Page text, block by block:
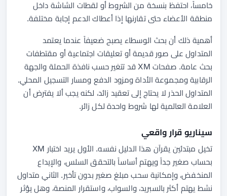
خامساً، احتفظ بنسخة من الشروط أو لقطات الشاشة داخل
منطقة الأعضاء حتى تقارنها إذا أعطاك الدعم إجابة مختلفة.
أهمية ذلك أن بحث الوسطاء يصبح ضعيفاً عندما يعتمد
المتداول على صور قديمة أو تعليقات اجتماعية أو مقتطفات
بحث عامة. صفحات XM قد تتغير حسب نافذة الحملة والجهة
الرقابية ومجموعة الأداة ومزود الدفع ومسار التسجيل المحلي.
المتداول الحذر لا يحتاج إلى تعقيد زائد، لكنه يجب ألا يفترض أن
العلامة العالمية لها شروط واحدة لكل زائر.
سيناريو قرار واقعي
تخيل مبتدئين يقرآن هذا الدليل نفسه. الأول يريد اختبار XM
بحساب صغير جداً ويهتم أساساً بالتحقق السلس، والإيداع
المنخفض، وإمكانية سحب مبلغ صغير بدون تأخير. الثاني متداول
نشط يهتم أكثر بالسبريد، والسواب، واستقرار المنصة، وهل يؤثر